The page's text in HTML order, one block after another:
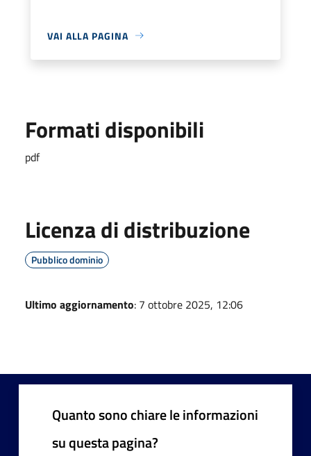
VAI ALLA PAGINA
Formati disponibili
pdf
Licenza di distribuzione
Pubblico dominio
Ultimo aggiornamento: 7 ottobre 2025, 12:06
Quanto sono chiare le informazioni
su questa pagina?